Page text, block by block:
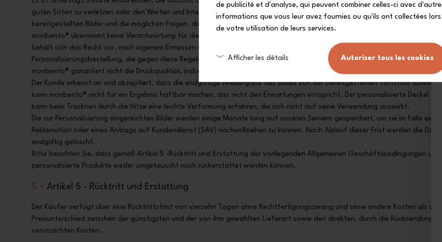
de publicité et d'analyse, qui peuvent combiner celles-ci avec
informations que vous leur avez fournies ou qu'ils ont collectées lors
de votre utilisation de leurs services.
Autoriser tous les cookies
Afficher les détails
guten Sitten zu verletzen oder den Werten und Interessen von monbento® zuwiderlaufen. Der Kunde ist allein verantwortlich
bereitgestellten Bilder und die möglichen Folgen, die mit ihrer Verbreitung verbunden sind.
monbento® übernimmt keine Verantwortung für die von den Kunden zur Personalisierung der Produkte eingereichten Bilder.
behält sich das Recht vor, nach eigenem Ermessen und ohne dass dem Kunden hieraus ein Anspruch auf Schadensersatz
Personalisierungsbestellung, die gegen diese Regeln verstößt oder ein rechtliches Risiko darstellt, abzulehnen oder zu
monbento® garantiert nicht die Druckqualität, insbesondere im Hinblick auf die Farbwiedergabe, den Bildausschnitt oder die
Der Kunde erkennt an und akzeptiert, dass die endgültige Wiedergabe des Bildes von der bereitgestellten Vorschau
kann monbento® nicht für ein Ergebnis haftbar machen, das nicht den Erwartungen entspricht. Der personalisierte Deckel des
kann beim Trocknen durch die Hitze eine leichte Verformung erfahren, die sich nicht auf seine Verwendung auswirkt.
Die zur Personalisierung eingereichten Bilder werden einige Monate lang auf unseren Servern gespeichert, um sie im Falle einer
Reklamation oder eines Antrags auf Kundendienst (SAV) nachvollziehen zu können. Nach Ablauf dieser Frist werden die
endgültig gelöscht.
Bitte beachten Sie, dass gemäß Artikel 5 -Rücktritt und Erstattung der vorliegenden Allgemeinen Geschäftsbedingungen
personalisierte Produkte weder umgetauscht noch rückerstattet werden können.
5 • Artikel 5 - Rücktritt und Erstattung
Der Käufer verfügt über eine Rücktrittsfrist von vierzehn Tagen ohne Rechtfertigungszwang und ohne andere Kosten als den
Preisunterschied zwischen der günstigsten und der von ihm gewählten Lieferart sowie den direkten, durch die Rücksendung
verursachten Kosten.